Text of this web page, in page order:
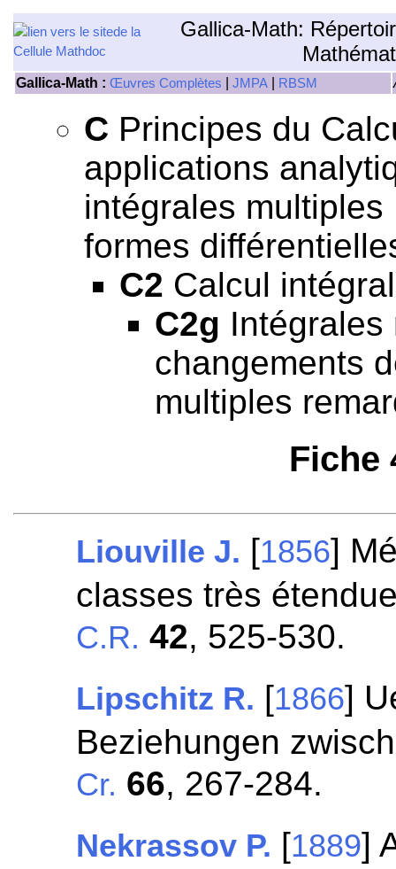
Gallica-Math:
Gallica-Math : Œuvres Complètes JMPA RBSM
C Principes du
applications
intégrales
formes
C2 Calcul
C2g
changements
multiples
Fiche
Liouville J. [1856]
classes très
C.R. 42, 525-530.
Lipschitz R. [1866]
Beziehungen
Cr. 66, 267-284.
Nekrassov P. [1889]